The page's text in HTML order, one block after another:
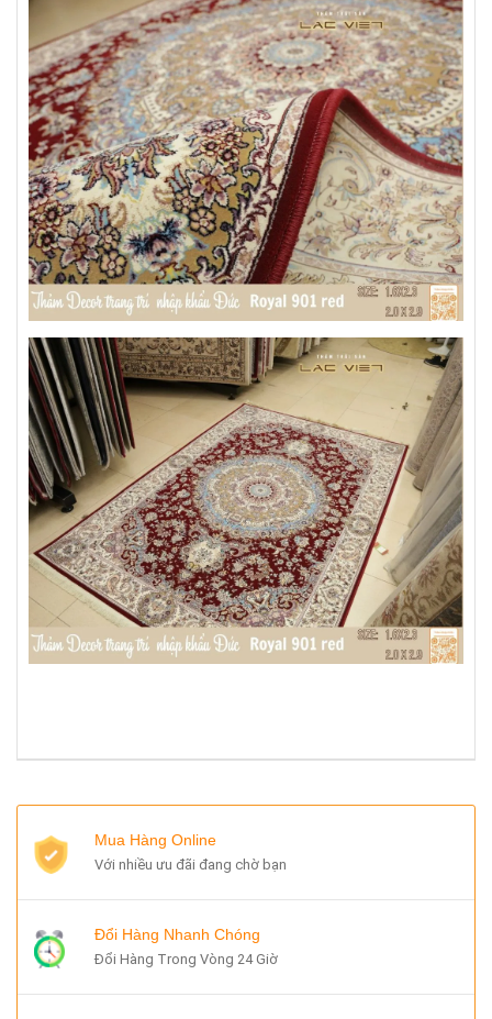
Mua Hàng Online
Với nhiều ưu đãi đang chờ bạn
Đổi Hàng Nhanh Chóng
Đổi Hàng Trong Vòng 24 Giờ